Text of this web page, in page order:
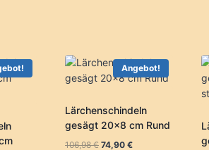
Angebot!
Lärchenschindeln
gesägt 20×8 cm Rund
106,98€ Ursprünglicher
74,90 €Aktueller